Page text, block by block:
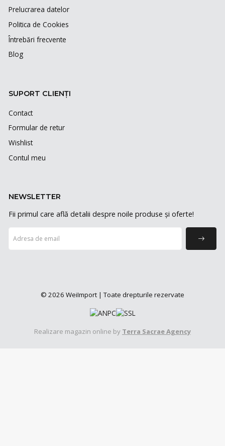
Prelucrarea datelor
Politica de Cookies
Întrebări frecvente
Blog
SUPORT CLIENȚI
Contact
Formular de retur
Wishlist
Contul meu
NEWSLETTER
Fii primul care află detalii despre noile produse și oferte!
© 2026 WeiImport | Toate drepturile rezervate
Realizare magazin online by Terra Sacrae Agency